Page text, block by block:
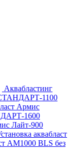
Аквабластинг
1100
Армис
1600
Лайт-900
аквабласт
AM1000 BLS без